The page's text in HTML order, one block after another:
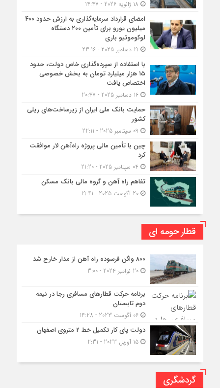
امضای قرارداد سرمایه‌گذاری به ارزش حدود ۴۰۰
میلیون یورو برای تأمین ۲۰۰ دستگاه
لوکوموتیو باری
با استفاده از سپرده‌گذاری خاص دولت، حدود
۱۵ هزار میلیارد تومان به بخش خصوصی
اختصاص یافت
16 دسامبر 2025 - 20:47
حمایت بانک ملی ایران از زیرساخت‌های ریلی
کشور
چین با تأمین مالی پروژه راه‌آهن لار موافقت
کرد
تفاهم راه آهن و گروه مالی بانک مسکن
20 آگوست 2025 - 19:41
قطار حومه ای
۸۰۰ واگن فرسوده راه آهن از مدار خارج شد
20 نوامبر 2024 - 3:00
برنامه حرکت قطارهای مسافری رجا در نیمه
دوم تابستان
06 آگوست 2023 - 14:28
دولت پای کار تکمیل خط ۲ متروی اصفهان
15 آوریل 2023 - 2:31
گردشگری